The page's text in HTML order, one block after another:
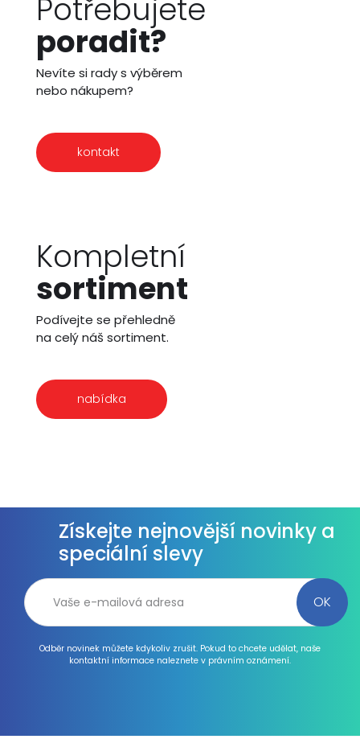
Potřebujete
poradit?
Nevíte si rady s výběrem
nebo nákupem?
kontakt
Kompletní
sortiment
Podívejte se přehledně
na celý náš sortiment.
nabídka
Získejte nejnovější novinky a
speciální slevy
Odběr novinek můžete kdykoliv zrušit. Pokud to chcete udělat, naše
kontaktní informace naleznete v právním oznámení.